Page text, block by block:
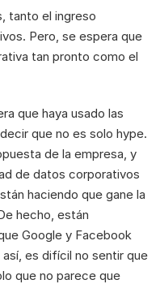
tanto el ingreso
Pero, se espera que
tan pronto como el
que haya usado las
que no es solo hype.
de la empresa, y
de datos corporativos
haciendo que gane la
hecho, están
Google y Facebook
es difícil no sentir que
que no parece que